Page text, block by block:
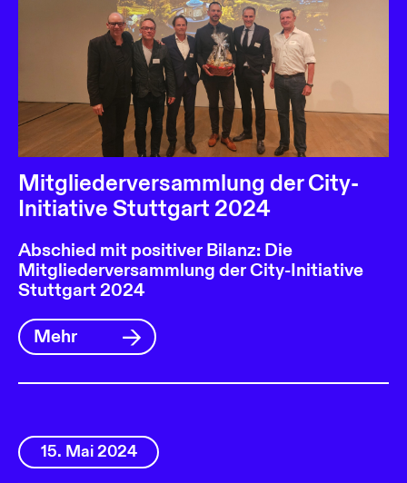
Mitgliederversammlung der City-
Initiative Stuttgart 2024
Abschied mit positiver Bilanz: Die
Mitgliederversammlung der City-Initiative
Stuttgart 2024
Mehr
15. Mai 2024